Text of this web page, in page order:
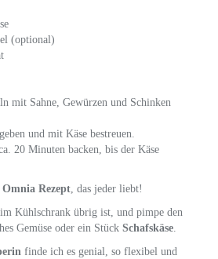
(optional)
mit Sahne, Gewürzen und Schinken
und mit Käse bestreuen.
20 Minuten backen, bis der Käse
Omnia Rezept, das jeder liebt!
Kühlschrank übrig ist, und pimpe den
Gemüse oder ein Stück Schafskäse.
finde ich es genial, so flexibel und